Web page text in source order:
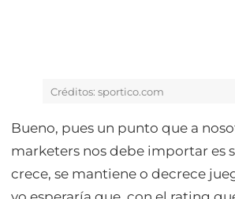
Créditos: sportico.com
Bueno, pues un punto que a
marketers nos debe importar es
crece, se mantiene o decrece